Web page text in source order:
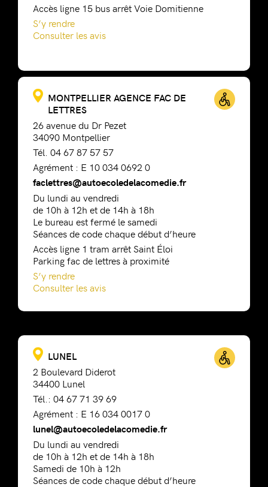
Accès ligne 15 bus arrêt Voie Domitienne
S’y rendre
Consulter les avis
MONTPELLIER AGENCE FAC DE
LETTRES
26 avenue du Dr Pezet
34090 Montpellier
Tél. 04 67 87 57 57
Agrément : E 10 034 0692 0
faclettres@autoecoledelacomedie.fr
Du lundi au vendredi
de 10h à 12h et de 14h à 18h
Le bureau est fermé le samedi
Séances de code chaque début d’heure
Accès ligne 1 tram arrêt Saint Éloi
Parking fac de lettres à proximité
S’y rendre
Consulter les avis
LUNEL
2 Boulevard Diderot
34400 Lunel
Tél.: 04 67 71 39 69
Agrément : E 16 034 0017 0
lunel@autoecoledelacomedie.fr
Du lundi au vendredi
de 10h à 12h et de 14h à 18h
Samedi de 10h à 12h
Séances de code chaque début d’heure